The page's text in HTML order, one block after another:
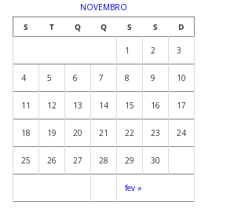
NOVEMBRO
S
T Q Q S S D
fev »
1 2 3
4 5 6 7 8 9 10
11 12 13 14 15 16 17
18 19 20 21 22 23 24
25 26 27 28 29 30